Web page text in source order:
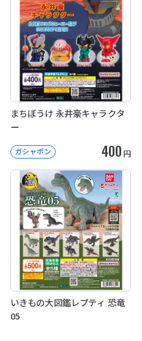
まちぼうけ 永井豪キャラクタ
ー
ガシャポン 400 円
いきもの大図鑑レプティ 恐竜
05